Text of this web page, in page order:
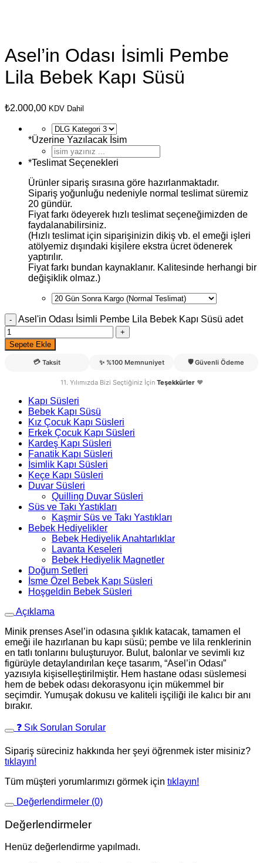
Asel’in Odası İsimli Pembe
Lila Bebek Kapı Süsü
₺2.000,00 KDV Dahil
*Üzerine Yazılacak İsim
*Teslimat Seçenekleri
Ürünler sipariş sırasına göre hazırlanmaktadır.
Sipariş yoğunluğu nedeniyle normal teslimat süremiz
20 gündür.
Fiyat farkı ödeyerek hızlı teslimat seçeneğimizden de
faydalanabilirsiniz.
(Hızlı teslimat için siparişinizin dikiş vb. el emeği işleri
atölyemiz dışındaki kişilere ekstra ücret ödenerek
yaptırılır.
Fiyat farkı bundan kaynaklanır. Kalitesinde herhangi bir
değişiklik olmaz.)
Asel'in Odası İsimli Pembe Lila Bebek Kapı Süsü adet
Sepete Ekle
💳 Taksit ✨ %100 Memnuniyet 🛡️ Güvenli Ödeme
11. Yılımızda Bizi Seçtiğiniz İçin Teşekkürler❤️
Kapı Süsleri
Bebek Kapı Süsü
Kız Çocuk Kapı Süsleri
Erkek Çocuk Kapı Süsleri
Kardeş Kapı Süsleri
Fanatik Kapı Süsleri
İsimlik Kapı Süsleri
Keçe Kapı Süsleri
Duvar Süsleri
Quilling Duvar Süsleri
Süs ve Takı Yastıkları
Kaşmir Süs ve Takı Yastıkları
Bebek Hediyelikler
Bebek Hediyelik Anahtarlıklar
Lavanta Keseleri
Bebek Hediyelik Magnetler
Doğum Setleri
İsme Özel Bebek Kapı Süsleri
Hoşgeldin Bebek Süsleri
Açıklama
Minik prenses Asel’in odasına şıklık katacak, tamamen el
emeği ile hazırlanan bu kapı süsü; pembe ve lila renklerinin
en tatlı tonlarını buluşturuyor. Bulut, balonlar ve sevimli kız
figürüyle detaylandırılan keçe tasarım, “Asel’in Odası”
yazısıyla kişiselleştirilmiştir. Hem hastane odası süslemesi
hem de bebek odası dekorasyonu için mükemmel bir
seçimdir. Yumuşak dokusu ve kaliteli işçiliği ile kalıcı bir anı
bırakır.
❓ Sık Sorulan Sorular
Sipariş süreciniz hakkında her şeyi öğrenmek ister misiniz?
tıklayın!
Tüm müşteri yorumlarımızı görmek için tıklayın!
Değerlendirmeler (0)
Değerlendirmeler
Henüz değerlendirme yapılmadı.